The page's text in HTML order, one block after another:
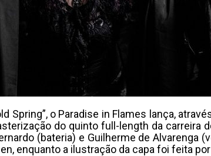
Spring”, o Paradise in Flames lança,
do quinto full-length da carreira
(bateria) e Guilherme de Alvarenga
enquanto a ilustração da capa foi feita